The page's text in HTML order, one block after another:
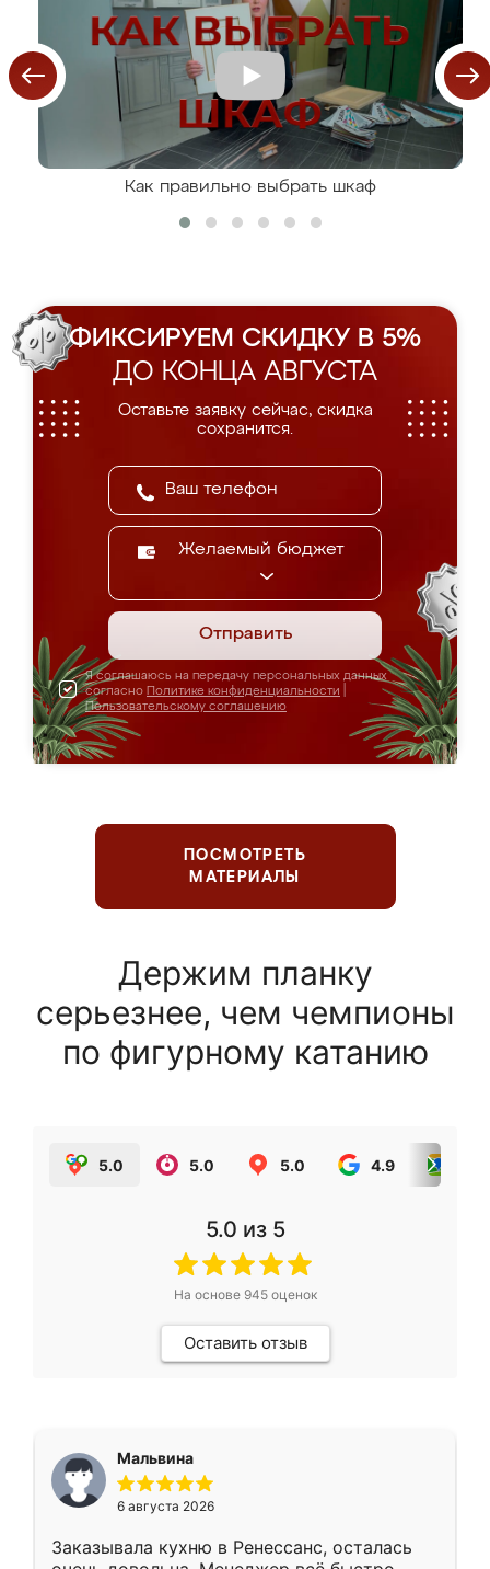
Как правильно выбрать шкаф
ФИКСИРУЕМ СКИДКУ В 5%
ДО КОНЦА АВГУСТА
Оставьте заявку сейчас, скидка
сохранится.
Желаемый бюджет
Отправить
Я соглашаюсь на передачу персональных данных
согласно Политике конфиденциальности
Пользовательскому соглашению
ПОСМОТРЕТЬ
МАТЕРИАЛЫ
Держим планку
серьезнее, чем чемпионы
по фигурному катанию
5.0 5.0 5.0 4.9
5.0 из 5
На основе 945оценок
Оставить отзыв
Мальвина
6 августа 2026
Заказывала кухню в Ренессанс, осталась